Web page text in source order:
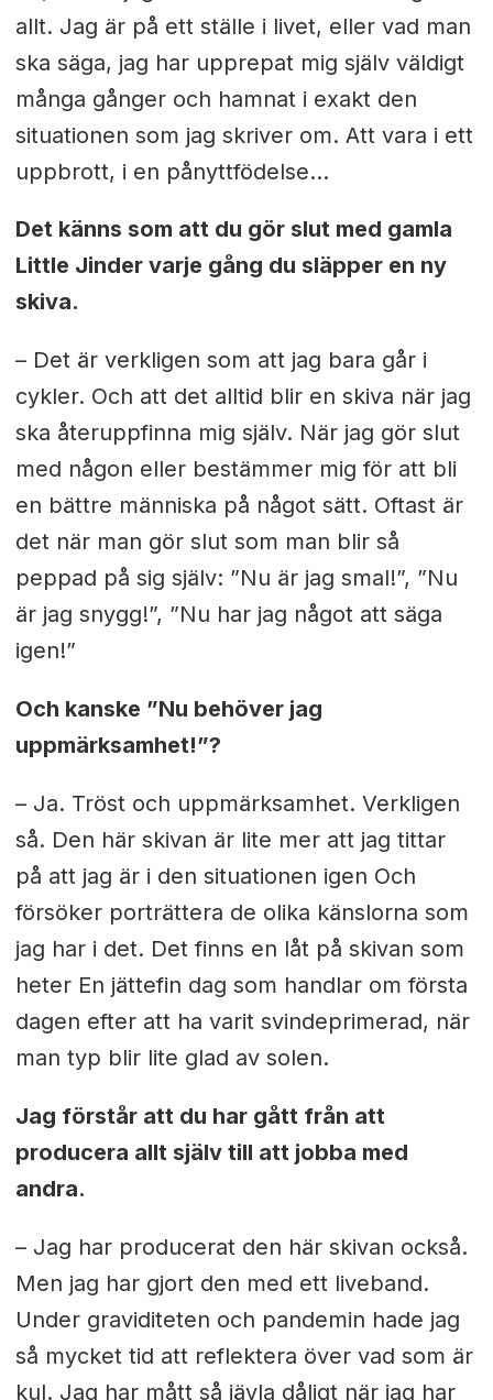
allt. Jag är på ett ställe i livet, eller vad man
ska säga, jag har upprepat mig själv väldigt
många gånger och hamnat i exakt den
situationen som jag skriver om. Att vara i ett
uppbrott, i en pånyttfödelse…
Det känns som att du gör slut med gamla
Little Jinder varje gång du släpper en ny
skiva.
– Det är verkligen som att jag bara går i
cykler. Och att det alltid blir en skiva när jag
ska återuppfinna mig själv. När jag gör slut
med någon eller bestämmer mig för att bli
en bättre människa på något sätt. Oftast är
det när man gör slut som man blir så
peppad på sig själv: ”Nu är jag smal!”, ”Nu
är jag snygg!”, ”Nu har jag något att säga
igen!”
Och kanske ”Nu behöver jag
uppmärksamhet!”?
– Ja. Tröst och uppmärksamhet. Verkligen
så. Den här skivan är lite mer att jag tittar
på att jag är i den situationen igen Och
försöker porträttera de olika känslorna som
jag har i det. Det finns en låt på skivan som
heter En jättefin dag som handlar om första
dagen efter att ha varit svindeprimerad, när
man typ blir lite glad av solen.
Jag förstår att du har gått från att
producera allt själv till att jobba med
andra.
– Jag har producerat den här skivan också.
Men jag har gjort den med ett liveband.
Under graviditeten och pandemin hade jag
så mycket tid att reflektera över vad som är
kul. Jag har mått så jävla dåligt när jag har